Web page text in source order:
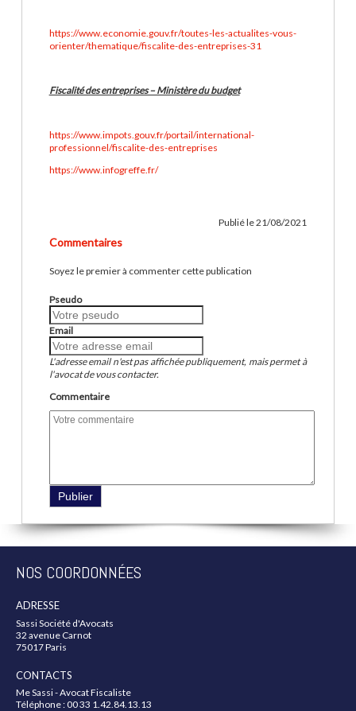
https://www.economie.gouv.fr/toutes-les-actualites-vous-
orienter/thematique/fiscalite-des-entreprises-31
Fiscalité des entreprises – Ministère du budget
https://www.impots.gouv.fr/portail/international-
professionnel/fiscalite-des-entreprises
https://www.infogreffe.fr/
Publié le 21/08/2021
Commentaires
Soyez le premier à commenter cette publication
Pseudo
Email
L'adresse email n'est pas affichée publiquement, mais permet à
l'avocat de vous contacter.
Commentaire
NOS COORDONNÉES
ADRESSE
Sassi Société d'Avocats
32 avenue Carnot
75017 Paris
CONTACTS
Me Sassi - Avocat Fiscaliste
Téléphone : 00 33 1.42.84.13.13